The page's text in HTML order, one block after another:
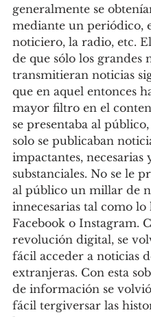
generalmente se
mediante un periódico,
noticiero, la radio, etc.
de que sólo los grandes
transmitieran noticias
que en aquel entonces
mayor filtro en el
se presentaba al
solo se publicaban
impactantes, necesarias
substanciales. No se le
al público un millar de
innecesarias tal como lo
Facebook o Instagram.
revolución digital, se
fácil acceder a noticias
extranjeras. Con esta
de información se
fácil tergiversar las